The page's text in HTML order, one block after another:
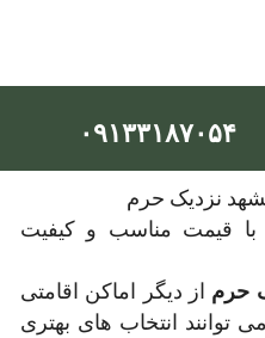
۰۹۱۳۳۱۸۷۰۵۴
نزدیک حرم
قیمت مناسب و کیفیت
حرم از دیگر اماکن اقامتی
توانند انتخاب های بهتری